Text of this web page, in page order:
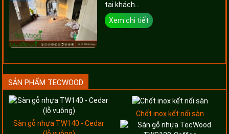
tại khách...
Xem chi tiết
SẢN PHẨM TECWOOD
Sàn gỗ nhựa TW140 - Cedar
Chốt inox kết nối sàn